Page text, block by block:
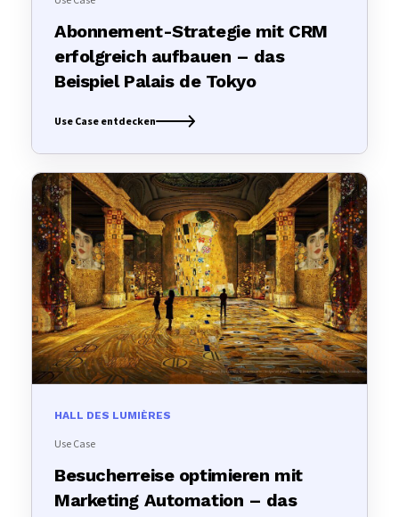
Abonnement-Strategie mit CRM
erfolgreich aufbauen – das
Beispiel Palais de Tokyo
Use Case entdecken
HALL DES LUMIÈRES
Use Case
Besucherreise optimieren mit
Marketing Automation – das